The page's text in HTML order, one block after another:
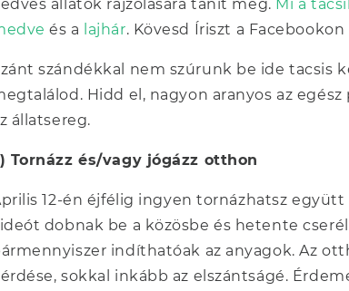
állatok rajzolására tanít meg. Mi a
és a lajhár. Kövesd Íriszt a
szándékkal nem szúrunk be ide tacsis
Hidd el, nagyon aranyos az
állatsereg.
Tornázz és/vagy jógázz otthon
12-én éjfélig ingyen tornázhatsz együtt
dobnak be a közösbe és hetente
indíthatóak az anyagok. Az
sokkal inkább az elszántságé.